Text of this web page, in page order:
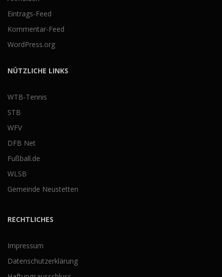
Eintrags-Feed
Kommentar-Feed
WordPress.org
NÜTZLICHE LINKS
WTB-Tennis
STB
WFV
DFB Net
Fußball.de
WLSB
Gemeinde Neustetten
RECHTLICHES
Impressum
Datenschutzerklärung